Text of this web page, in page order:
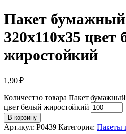
Пакет
320x110x35 цвет
жиростойкий
1,90 ₽
Количество товара Пакет
цвет белый жиростойкий
В корзину
Артикул: P0439 Категория: Пакеты